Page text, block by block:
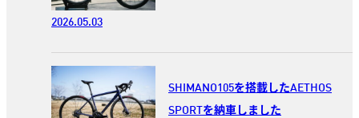
2026.05.03
SHIMANO105を搭載したAETHOS
SPORTを納車しました